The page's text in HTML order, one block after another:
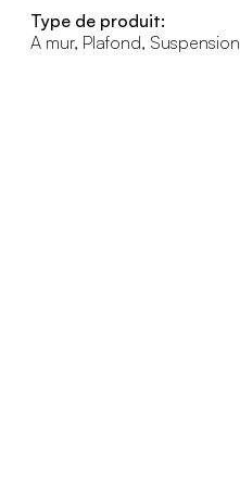
Type de produit:
A mur, Plafond, Suspension